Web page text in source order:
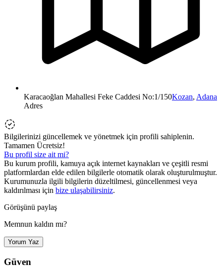
Karacaoğlan Mahallesi Feke Caddesi No:1/150Kozan, Adana
Adres
Bilgilerinizi güncellemek ve yönetmek için profili sahiplenin.
Tamamen Ücretsiz!
Bu profil size ait mi?
Bu kurum profili, kamuya açık internet kaynakları ve çeşitli resmi
platformlardan elde edilen bilgilerle otomatik olarak oluşturulmuştur.
Kurumunuzla ilgili bilgilerin düzeltilmesi, güncellenmesi veya
kaldırılması için bize ulaşabilirsiniz.
Görüşünü paylaş
Memnun kaldın mı?
Yorum Yaz
Güven